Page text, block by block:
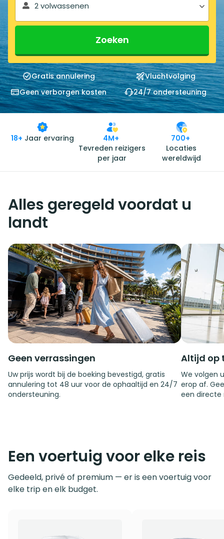
2 volwassenen
Zoeken
Gratis annulering
Vluchtvolging
Geen verborgen kosten
24/7 ondersteuning
18+ Jaar ervaring
4M+
Tevreden reizigers
per jaar
700+
Locaties
wereldwijd
Alles geregeld voordat u
landt
Geen verrassingen
Uw prijs wordt bij de boeking bevestigd, gratis
annulering tot 48 uur voor de ophaaltijd en 24/7
ondersteuning.
Altijd op
We volgen
erop af.
een directe
Een voertuig voor elke reis
Gedeeld, privé of premium — er is een voertuig voor
elke trip en elk budget.